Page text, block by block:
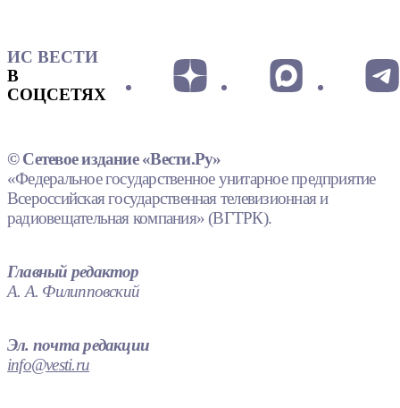
ИС ВЕСТИ
В
СОЦСЕТЯХ
© Сетевое издание «Вести.Ру»
«Федеральное государственное унитарное предприятие
Всероссийская государственная телевизионная и
радиовещательная компания» (ВГТРК).
Главный редактор
А. А. Филипповский
Эл. почта редакции
info@vesti.ru